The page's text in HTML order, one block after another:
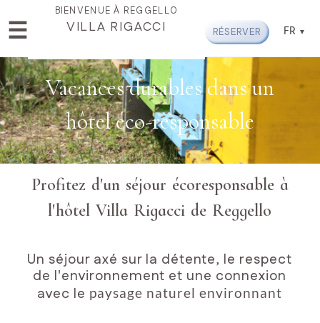
☰
BIENVENUE À REGGELLO
VILLA RIGACCI
ACCUEIL
LOCALISATION
ET
ENVIRONS
ENVIRONNEMENT
ET
ÉCOLOGIE
CHAMBRE
Chambre
Classic
Chambre
RÉSERVER FR
Vacances durables dans un
hôteléco-responsable
Profitez d'un séjour écoresponsable à
l'hôtel Villa Rigacci de Reggello
Un séjour axé sur la détente, le respect
de l'environnement et une connexion
avec le paysage naturel environnant